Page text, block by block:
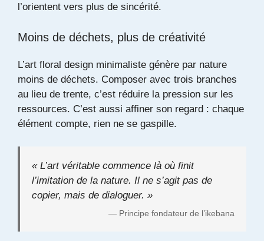
l’orientent vers plus de sincérité.
Moins de déchets, plus de créativité
L’art floral design minimaliste génère par nature
moins de déchets. Composer avec trois branches
au lieu de trente, c’est réduire la pression sur les
ressources. C’est aussi affiner son regard : chaque
élément compte, rien ne se gaspille.
« L’art véritable commence là où finit
l’imitation de la nature. Il ne s’agit pas de
copier, mais de dialoguer. »
— Principe fondateur de l’ikebana